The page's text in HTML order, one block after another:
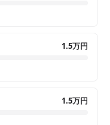
1.5万円
1.5万円